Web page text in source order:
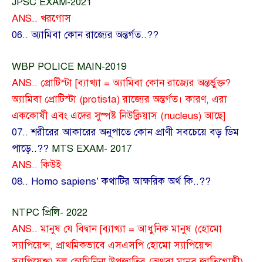
ANS.. খরগোস
06.. অ্যামিবা কোন রাজ্যের অন্তর্গত..??
WBP POLICE MAIN-2019
ANS.. প্রোটিস্টা [ব্যাখ্যা = অ্যামিবা কোন রাজ্যের অন্তর্ভুক্ত?
অ্যামিবা প্রোটিস্টা (protista) রাজ্যের অন্তর্গত। কারণ, এরা
এককোষী এবং এদের সুস্পষ্ট নিউক্লিয়াস (nucleus) আছে]
07.. শরীরের আকারের অনুপাতে কোন প্রাণী সবচেয়ে বড় ডিম
পাড়ে..?? MTS EXAM- 2017
ANS.. কিউই
08.. Homo sapiens’ কথাটির আক্ষরিক অর্থ কি..??
NTPC প্রিলি- 2022
ANS.. মানুষ যে বিদ্বান [ব্যাখ্যা = আধুনিক মানুষ (হোমো
স্যাপিয়েন্স, প্রাথমিকভাবে এসএসপি হোমো স্যাপিয়েন্স